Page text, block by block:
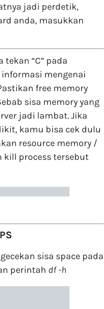
jadi perdetik,
anda, masukkan
“C” pada
mengenai
free memory
sisa memory yang
jadi lambat. Jika
kamu bisa cek dulu
resource memory /
kill process tersebut
sisa space pada
perintah df -h